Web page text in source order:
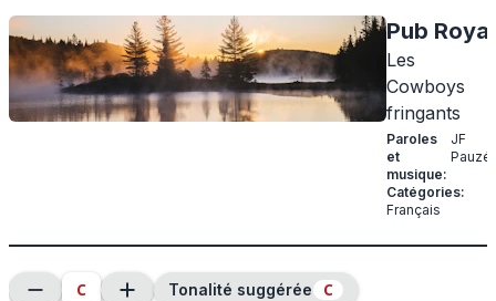
Pub Royal
Les
Cowboys
fringants
Paroles
et
musique:
JF
Pauzé
Catégories:
Français
C
Tonalité suggérée C